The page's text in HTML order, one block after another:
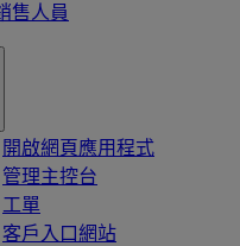
售人員
開啟網頁應用程式
管理主控台
工單
客戶入口網站